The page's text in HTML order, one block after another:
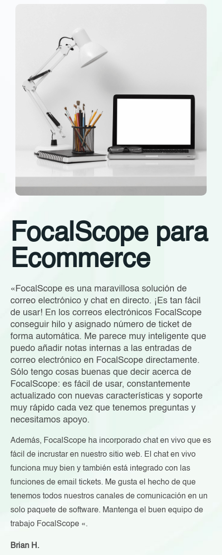
FocalScope para
Ecommerce
«FocalScope es una maravillosa solución de
correo electrónico y chat en directo. ¡Es tan fácil
de usar! En los correos electrónicos FocalScope
conseguir hilo y asignado número de ticket de
forma automática. Me parece muy inteligente que
puedo añadir notas internas a las entradas de
correo electrónico en FocalScope directamente.
Sólo tengo cosas buenas que decir acerca de
FocalScope: es fácil de usar, constantemente
actualizado con nuevas características y soporte
muy rápido cada vez que tenemos preguntas y
necesitamos apoyo.
Además, FocalScope ha incorporado chat en vivo que es
fácil de incrustar en nuestro sitio web. El chat en vivo
funciona muy bien y también está integrado con las
funciones de email tickets. Me gusta el hecho de que
tenemos todos nuestros canales de comunicación en un
solo paquete de software. Mantenga el buen equipo de
trabajo FocalScope «.
Brian H.